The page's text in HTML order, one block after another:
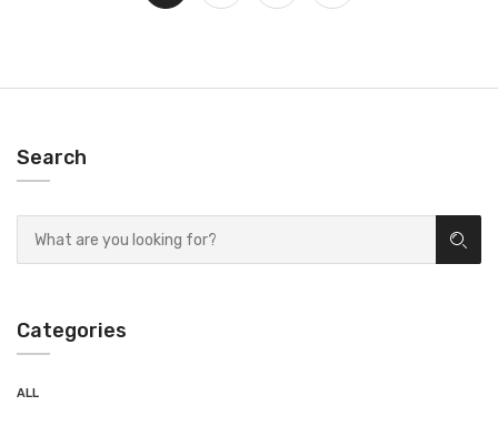
Search
Categories
ALL